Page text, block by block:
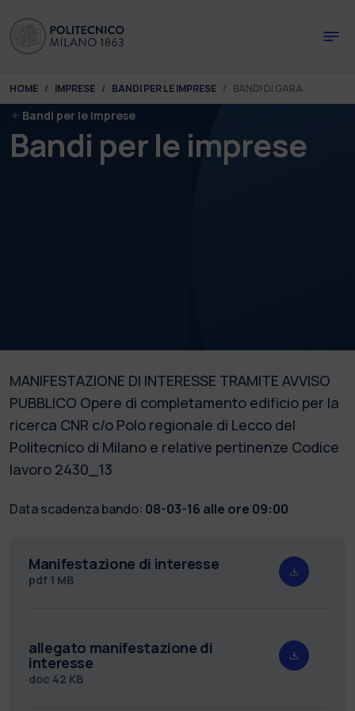
You are here:
HOME IMPRESE BANDI PER LE IMPRESE BANDI DI GARA
Bandi per le imprese
Bandi per le imprese
MANIFESTAZIONE DI INTERESSE TRAMITE AVVISO
PUBBLICO Opere di completamento edificio per la
ricerca CNR c/o Polo regionale di Lecco del
Politecnico di Milano e relative pertinenze Codice
lavoro 2430_13
Data scadenza bando: 08-03-16 alle ore 09:00
Manifestazione di interesse
pdf 1 MB
allegato manifestazione di
interesse
doc 42 KB